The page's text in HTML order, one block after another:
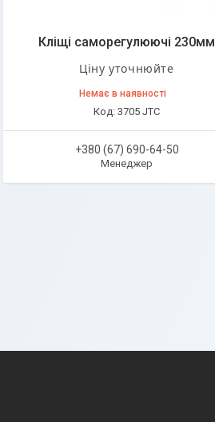
Кліщі саморегулюючі 230мм
Ціну уточнюйте
Немає в наявності
3705 JTC
+380 (67) 690-64-50
Менеджер